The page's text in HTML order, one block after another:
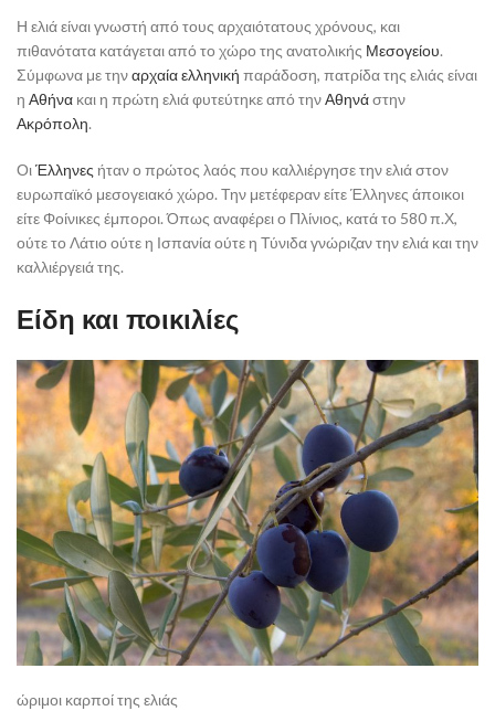
Η ελιά είναι γνωστή από τους αρχαιότατους χρόνους, και
πιθανότατα κατάγεται από το χώρο της ανατολικής Μεσογείου.
Σύμφωνα με τηναρχαία ελληνική παράδοση, πατρίδα της ελιάς είναι
η Αθήνα και η πρώτη ελιά φυτεύτηκε από τηνΑθηνάστην
Ακρόπολη.
ΟιΈλληνες ήταν ο πρώτος λαός που καλλιέργησε την ελιά στον
ευρωπαϊκό μεσογειακό χώρο. Την μετέφεραν είτε Έλληνες άποικοι
είτε Φοίνικες έμποροι. Όπως αναφέρει ο Πλίνιος, κατά το 580 π.Χ,
ούτε το Λάτιο ούτε η Ισπανία ούτε η Τύνιδα γνώριζαν την ελιά και την
καλλιέργειά της.
Είδη και ποικιλίες
ώριμοι καρποί της ελιάς